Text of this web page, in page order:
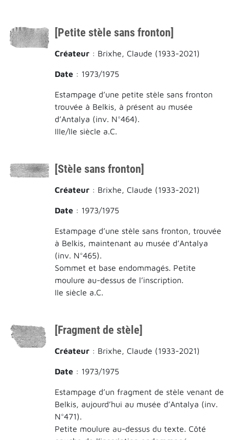
[Petite stèle sans fronton]
Créateur : Brixhe, Claude (1933-2021)
Date : 1973/1975
Estampage d’une petite stèle sans fronton
trouvée à Belkis, à présent au musée
d’Antalya (inv. N°464).
IIIe/IIe siècle a.C.
[Stèle sans fronton]
Créateur : Brixhe, Claude (1933-2021)
Date : 1973/1975
Estampage d’une stèle sans fronton, trouvée
à Belkis, maintenant au musée d’Antalya
(inv. N°465).
Sommet et base endommagés. Petite
moulure au-dessus de l’inscription.
IIe siècle a.C.
[Fragment de stèle]
Créateur : Brixhe, Claude (1933-2021)
Date : 1973/1975
Estampage d’un fragment de stèle venant de
Belkis, aujourd’hui au musée d’Antalya (inv.
N°471).
Petite moulure au-dessus du texte. Côté